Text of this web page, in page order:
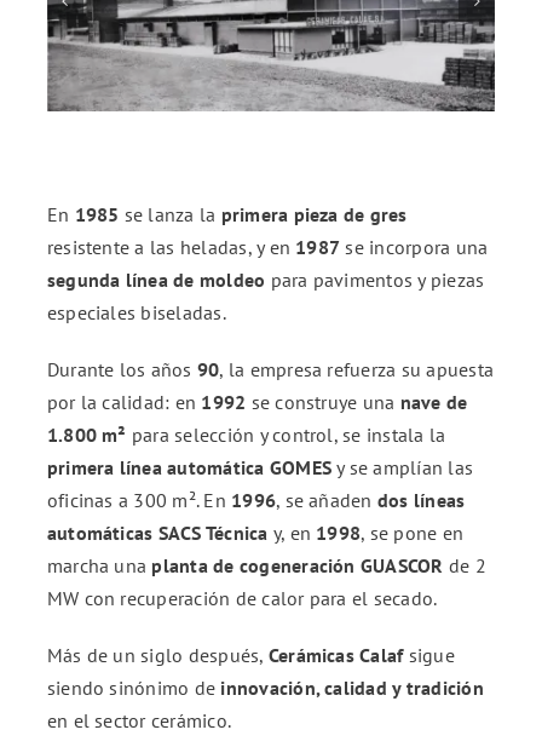
En 1985 se lanza la primera pieza de gres
resistente a las heladas, y en 1987 se incorpora una
segunda línea de moldeo para pavimentos y piezas
especiales biseladas.
Durante los años 90, la empresa refuerza su apuesta
por la calidad: en 1992 se construye una nave de
1.800 m² para selección y control, se instala la
primera línea automática GOMESy se amplían las
oficinas a 300 m². En 1996, se añaden dos líneas
automáticas SACS Técnica y, en 1998, se pone en
marcha una planta de cogeneración GUASCOR de 2
MW con recuperación de calor para el secado.
Más de un siglo después, Cerámicas Calafsigue
siendo sinónimo de innovación, calidad y tradición
en el sector cerámico.